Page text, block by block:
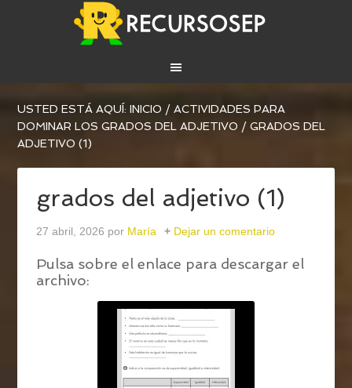
USTED ESTÁ AQUÍ:INICIO / ACTIVIDADES PARA
DOMINAR LOS GRADOS DEL ADJETIVO / GRADOS DEL
ADJETIVO (1)
grados del adjetivo (1)
27 abril, 2026 por María Dejar un comentario
Pulsa sobre el enlace para descargar el
archivo: